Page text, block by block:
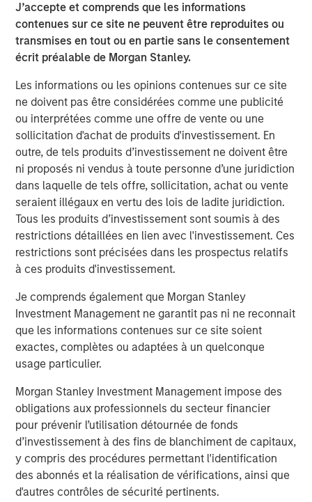
J’accepte et comprends que les informations
contenues sur ce site ne peuvent être reproduites ou
transmises en tout ou en partie sans le consentement
écrit préalable de Morgan Stanley.
Les informations ou les opinions contenues sur ce site
ne doivent pas être considérées comme une publicité
ou interprétées comme une offre de vente ou une
sollicitation d'achat de produits d'investissement. En
outre, de tels produits d’investissement ne doivent être
ni proposés ni vendus à toute personne d’une juridiction
dans laquelle de tels offre, sollicitation, achat ou vente
seraient illégaux en vertu des lois de ladite juridiction.
Tous les produits d’investissement sont soumis à des
restrictions détaillées en lien avec l'investissement. Ces
restrictions sont précisées dans les prospectus relatifs
à ces produits d'investissement.
Je comprends également que Morgan Stanley
Investment Management ne garantit pas ni ne reconnait
que les informations contenues sur ce site soient
exactes, complètes ou adaptées à un quelconque
usage particulier.
Morgan Stanley Investment Management impose des
obligations aux professionnels du secteur financier
pour prévenir l’utilisation détournée de fonds
d’investissement à des fins de blanchiment de capitaux,
y compris des procédures permettant l'identification
des abonnés et la réalisation de vérifications, ainsi que
d'autres contrôles de sécurité pertinents.
unwavering commitment to client satisfaction. VIP
partners with its clients to deploy systems that align
people, processes and technology to deliver business
results and accelerate strategic change. Since 1996, VIP
has worked with over 1,200 government and commercial
clients. For more information, visitwww.trustvip.com.
About Meridian Knowledge Solutions
Meridian is a leader in cloud-based learning software.
Meridian’s award-winning learning management system
(LMS) allows organizations to personalize learning, share
knowledge, increase revenue and manage compliance
requirements for employees, customers, partners and
suppliers. With over 7 million users worldwide, Meridian
offers industry-leading extensibility and flexibility in a
best-of-breed learning management system. Meridian’s
organizations and users limitless options for their
learning programs. For more information,
visit www.meridianks.com.
About Morgan Stanley Credit Partners
Morgan Stanley Credit Partners, as part of Morgan
Stanley Investment Management, invests in corporate
debt securities and related instruments issued by middle
market companies. Morgan Stanley Credit Partners’
investment team, based in New York, focuses on
deploying capital in North America and Western Europe.
For further information about Morgan Stanley Credit